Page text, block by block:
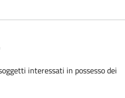
interessati in possesso dei